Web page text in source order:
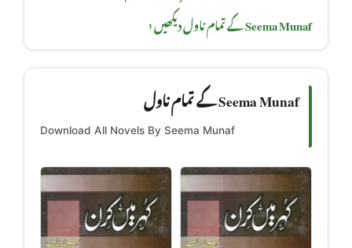
Seema Munaf کے تمام ناول دیکھیں ‹
Seema Munaf کے تمام ناول
Download All Novels By Seema Munaf